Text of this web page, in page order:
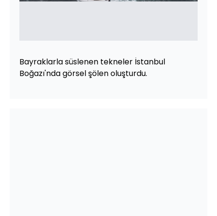
Bayraklarla süslenen tekneler İstanbul
Boğazı'nda görsel şölen oluşturdu.